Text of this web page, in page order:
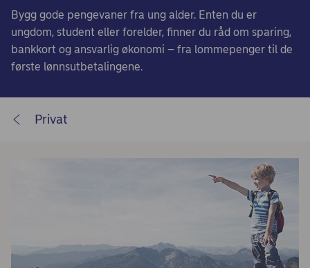
Bygg gode pengevaner fra ung alder. Enten du er
ungdom, student eller forelder, finner du råd om sparing,
bankkort og ansvarlig økonomi – fra lommepenger til de
første lønnsutbetalingene.
Privat